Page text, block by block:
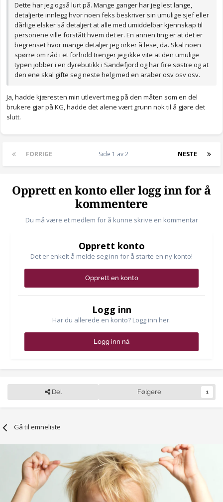
Dette har jeg også lurt på. Mange ganger har jeg lest lange,
detaljerte innlegg hvor noen feks beskriver sin umulige sjef eller
dårlige elsker så detaljert at alle med umiddelbar kjennskap til
personene ville forstått hvem det er. En annen ting er at det er
begrenset hvor mange detaljer jeg orker å lese, da. Skal noen
spørre om råd i et forhold trenger jeg ikke vite at den umulige
typen jobber i en dyrebutikk i Sandefjord og har fire søstre og at
den ene skal gifte seg neste helg med en araber osv osv osv.
Ja, hadde kjæresten min utlevert meg på den måten som en del
brukere gjør på KG, hadde det alene vært grunn nok til å gjøre det
slutt.
FORRIGE NESTE
Side 1 av 2
Opprett en konto eller logg inn for å
kommentere
Du må være et medlem for å kunne skrive en kommentar
Opprett konto
Det er enkelt å melde seg inn for å starte en ny konto!
Opprett en konto
Logg inn
Har du allerede en konto? Logg inn her.
Logg inn nå
Del Følgere 1
Gå til emneliste